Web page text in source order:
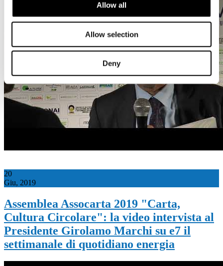
Allow all
Allow selection
Deny
20
Giu, 2019
Assemblea Assocarta 2019 "Carta,
Cultura Circolare": la video intervista al
Presidente Girolamo Marchi su e7 il
settimanale di quotidiano energia